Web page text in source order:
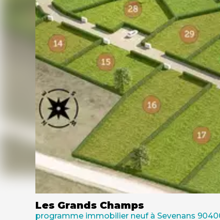
Les Grands Champs
programme immobilier neuf à Sevenans